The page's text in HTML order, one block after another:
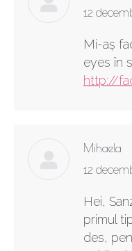
says:
12
Mi-aș
eyes în
http://
Mihaela
says:
12
Hei,
primul
des,